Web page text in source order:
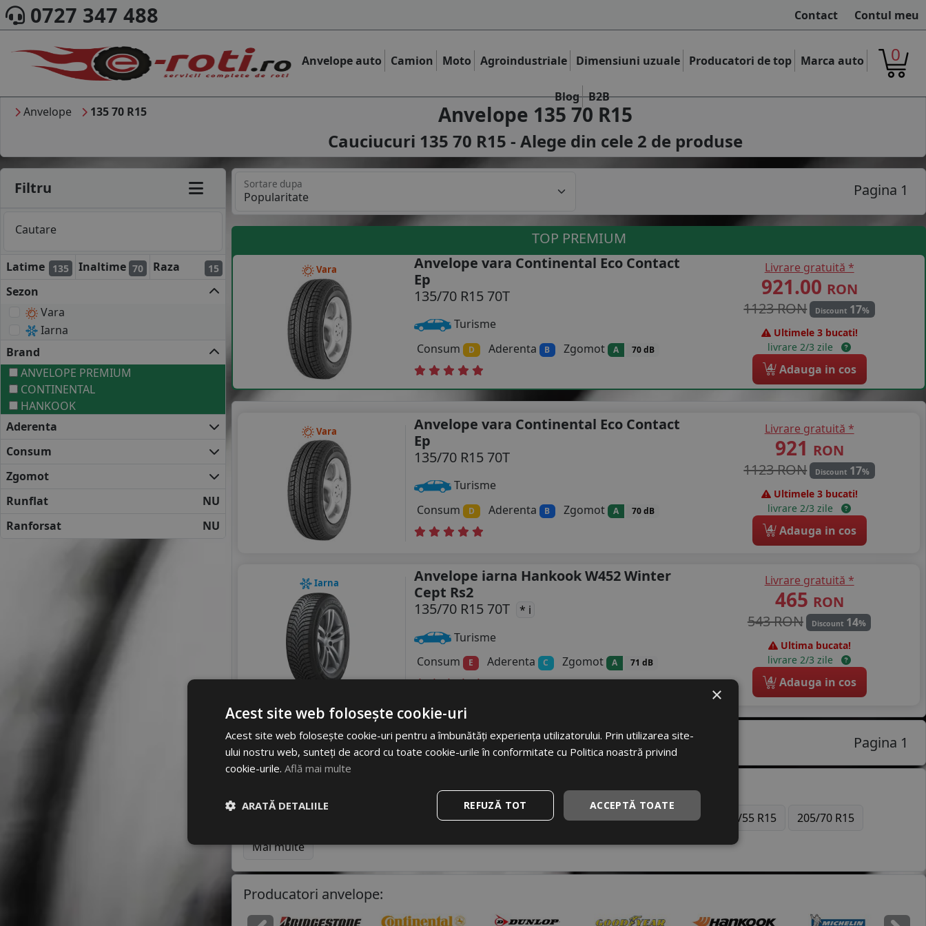
0727 347 488 Contact Contul meu
Anvelope auto Camion Moto Agroindustriale Dimensiuni uzuale Producatori de top Marca auto
Blog B2B
0
Anvelope 135 70 R15 Anvelope 135 70 R15
Cauciucuri 135 70 R15 - Alege din cele 2 de produse
Filtru
Cautare
Latime 135 Inaltime 70 Raza 15
Sezon
Vara
Iarna
Brand
ANVELOPE PREMIUM
CONTINENTAL
HANKOOK
Aderenta
Consum
Zgomot
Runflat
NU
Ranforsat
NU
Sortare dupa Pagina 1
TOP PREMIUM
Vara
Anvelope vara Continental Eco Contact
Ep
135/70 R15 70T
Turisme
Consum
D Aderenta B Zgomot A 70 dB
Livrare gratuită *
921.00 RON
1123 RON
Discount 17%
Ultimele 3 bucati!
livrare 2/3 zile
4 Adauga in cos
Vara
Anvelope vara Continental Eco Contact
Ep
135/70 R15 70T
Turisme
Consum
D Aderenta B Zgomot A 70 dB
Livrare gratuită *
921 RON
1123 RON
Discount 17%
Ultimele 3 bucati!
livrare 2/3 zile
4 Adauga in cos
Iarna
Anvelope iarna Hankook W452 Winter
Cept Rs2
135/70 R15 70T
* i
Turisme
Consum
E Aderenta C Zgomot A 71 dB
Livrare gratuită *
465 RON
543 RON
Discount 14%
Ultima bucata!
livrare 2/3 zile
4 Adauga in cos
Pagina 1
225/45 R17 215/65 R16 235/45 R17 225/55 R19 195/55 R15
205/70 R15
Mai multe
Producatori anvelope:
×
Acest site web folosește cookie-uri
Acest site web folosește cookie-uri pentru a îmbunătăți experiența utilizatorului. Prin utilizarea site-
ului nostru web, sunteți de acord cu toate cookie-urile în conformitate cu Politica noastră privind
cookie-urile. Află mai multe
ACCEPTĂ TOATE
REFUZĂ TOT
ARATĂ DETALIILE